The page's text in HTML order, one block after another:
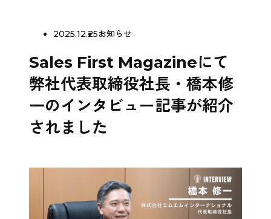
Sales First Magazineにて
弊社代表取締役社長・橋本修
一のインタビュー記事が紹介
されました
2025.12.25お知らせ